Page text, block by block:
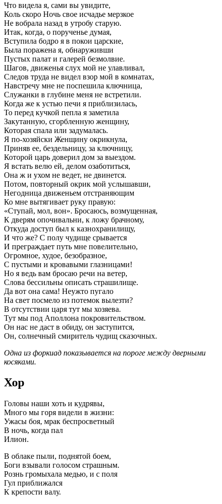
Что видела я, сами вы увидите,
Коль скоро Ночь свое исчадье мерзкое
Не вобрала назад в утробу старую.
Итак, когда, о порученье думая,
Вступила бодро я в покои царские,
Была поражена я, обнаруживши
Пустых палат и галерей безмолвие.
Шагов, движенья слух мой не улавливал,
Следов труда не видел взор мой в комнатах,
Навстречу мне не поспешила ключница,
Служанки в глубине меня не встретили.
Когда же к устью печи я приблизилась,
То перед кучкой пепла я заметила
Закутанную, сгорбленную женщину,
Которая спала или задумалась.
Я по-хозяйски Женщину окрикнула,
Приняв ее, бездельницу, за ключницу,
Которой царь доверил дом за выездом.
Я встать велю ей, делом озаботиться,
Она ж и ухом не ведет, не двинется.
Потом, повторный окрик мой услышавши,
Негодница движеньем отстраняющим
Ко мне вытягивает руку правую:
«Ступай, мол, вон». Бросаюсь, возмущенная,
К дверям опочивальни, к ложу брачному,
Откуда доступ был к казнохранилищу,
И что же? С полу чудище срывается
И преграждает путь мне повелительно,
Огромное, худое, безобразное,
С пустыми и кровавыми глазницами!
Но я ведь вам бросаю речи на ветер,
Слова бессильны описать страшилище.
Да вот она сама! Неужто пугало
На свет посмело из потемок вылезти?
В отсутствии царя тут мы хозяева.
Тут мы под Аполлона покровительством.
Он нас не даст в обиду, он заступится,
Он, солнечный смиритель чудищ сказочных.
Одна из форкиад показывается на пороге между дверными
косяками.
Хор
Головы наши хоть и кудрявы,
Много мы горя видели в жизни:
Ужасы боя, мрак беспросветный
В ночь, когда пал
Илион.
В облаке пыли, поднятой боем,
Боги взывали голосом страшным.
Рознь громыхала медью, и с поля
Гул приближался
К крепости валу.